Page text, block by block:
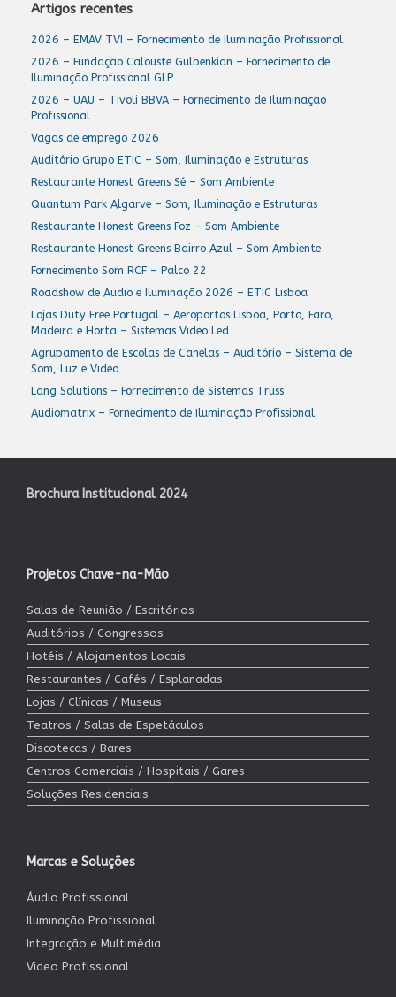
Artigos recentes
2026 – EMAV TVI – Fornecimento de Iluminação Profissional
2026 – Fundação Calouste Gulbenkian – Fornecimento de
Iluminação Profissional GLP
2026 – UAU – Tivoli BBVA – Fornecimento de Iluminação
Profissional
Vagas de emprego 2026
Auditório Grupo ETIC – Som, Iluminação e Estruturas
Restaurante Honest Greens Sé – Som Ambiente
Quantum Park Algarve – Som, Iluminação e Estruturas
Restaurante Honest Greens Foz – Som Ambiente
Restaurante Honest Greens Bairro Azul – Som Ambiente
Fornecimento Som RCF – Palco 22
Roadshow de Audio e Iluminação 2026 – ETIC Lisboa
Lojas Duty Free Portugal – Aeroportos Lisboa, Porto, Faro,
Madeira e Horta – Sistemas Video Led
Agrupamento de Escolas de Canelas – Auditório – Sistema de
Som, Luz e Video
Lang Solutions – Fornecimento de Sistemas Truss
Audiomatrix – Fornecimento de Iluminação Profissional
Brochura Institucional 2024
Projetos Chave-na-Mão
Salas de Reunião / Escritórios
Auditórios / Congressos
Hotéis / Alojamentos Locais
Restaurantes / Cafés / Esplanadas
Lojas / Clínicas / Museus
Teatros / Salas de Espetáculos
Discotecas / Bares
Centros Comerciais / Hospitais / Gares
Soluções Residenciais
Marcas e Soluções
Áudio Profissional
Iluminação Profissional
Integração e Multimédia
Vídeo Profissional